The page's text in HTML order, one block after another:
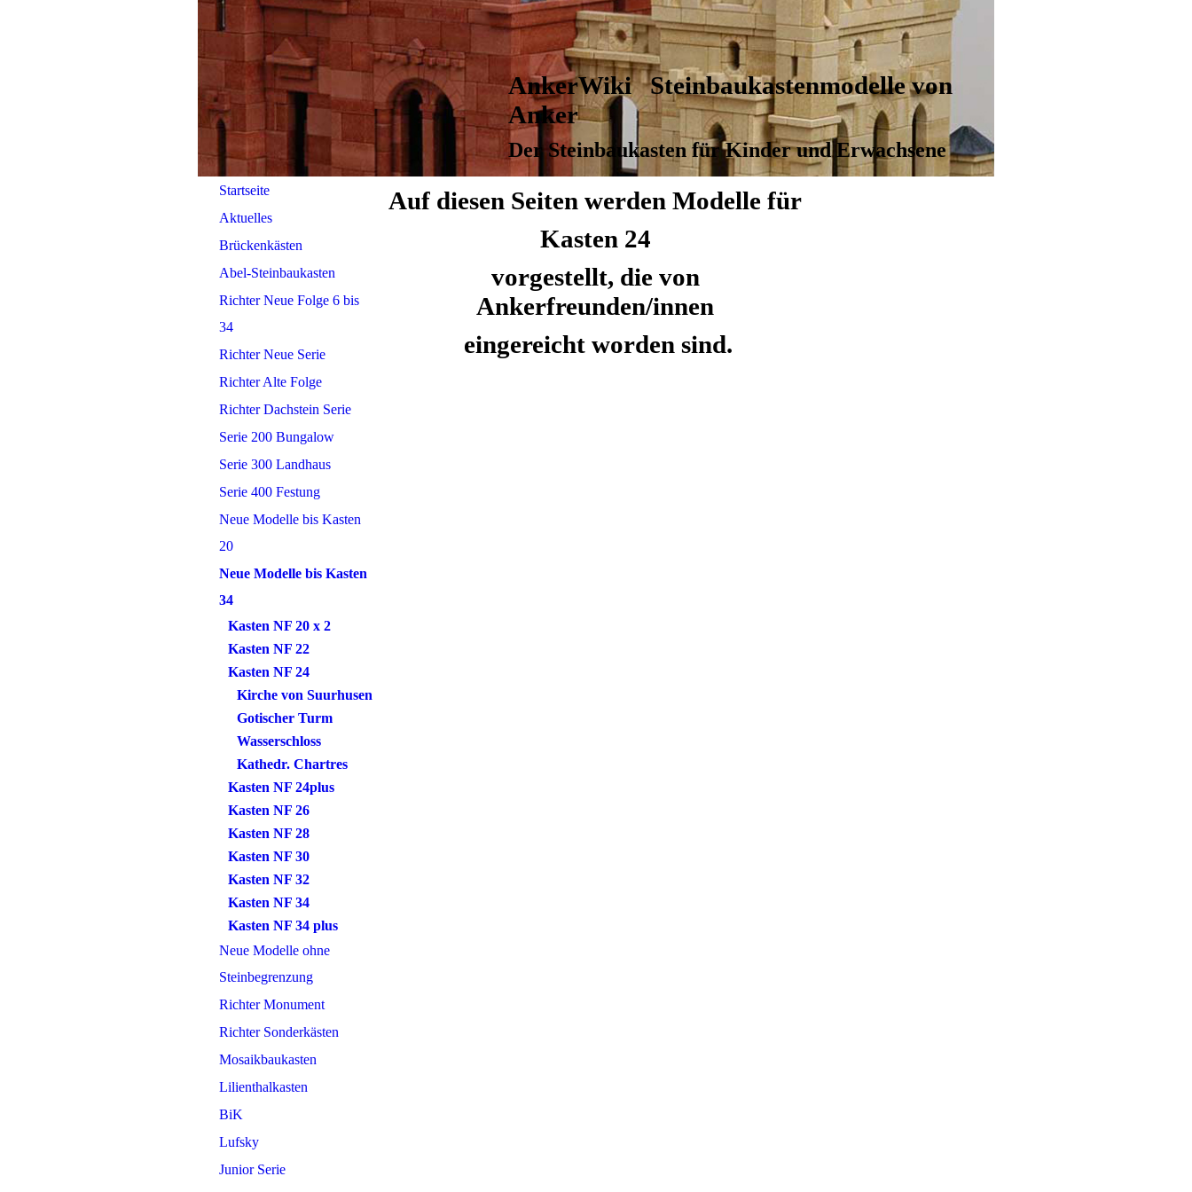
AnkerWiki Steinbaukastenmodelle von
Anker
Der Steinbaukasten für Kinder und Erwachsene
Startseite
Aktuelles
Brückenkästen
Abel-Steinbaukasten
Richter Neue Folge 6 bis
34
Richter Neue Serie
Richter Alte Folge
Richter Dachstein Serie
Serie 200 Bungalow
Serie 300 Landhaus
Serie 400 Festung
Neue Modelle bis Kasten
20
Neue Modelle bis Kasten
34
Kasten NF 20 x 2
Kasten NF 22
Kasten NF 24
Kirche von Suurhusen
Gotischer Turm
Wasserschloss
Kathedr. Chartres
Kasten NF 24plus
Kasten NF 26
Kasten NF 28
Kasten NF 30
Kasten NF 32
Kasten NF 34
Kasten NF 34 plus
Neue Modelle ohne
Steinbegrenzung
Richter Monument
Richter Sonderkästen
Mosaikbaukasten
Lilienthalkasten
BiK
Lufsky
Junior Serie
Auf diesen Seiten werden Modelle für
Kasten 24
vorgestellt, die von
Ankerfreunden/innen
eingereicht worden sind.